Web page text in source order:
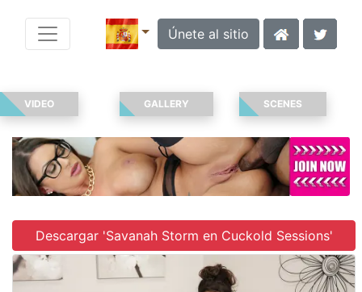
Únete al sitio
VIDEO GALLERY SCENES
Descargar 'Savanah Storm en Cuckold Sessions'